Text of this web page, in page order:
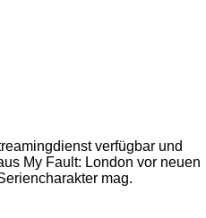
verfügbar und
My Fault: London vor neuen
mag.